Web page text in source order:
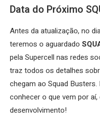
Data do Próximo
Antes da atualização, no
teremos o aguardado
pela Supercell nas redes
traz todos os detalhes
chegam ao Squad
conhecer o que vem por
desenvolvimento!